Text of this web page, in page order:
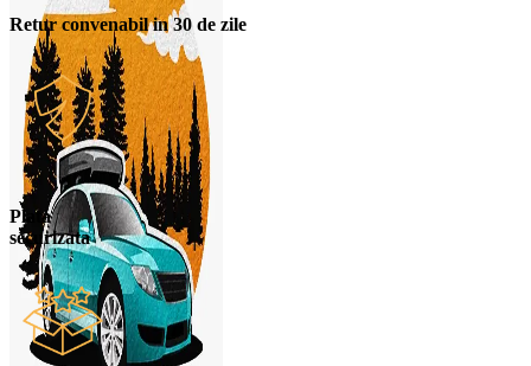
Retur convenabil in 30 de zile
Plata
securizata